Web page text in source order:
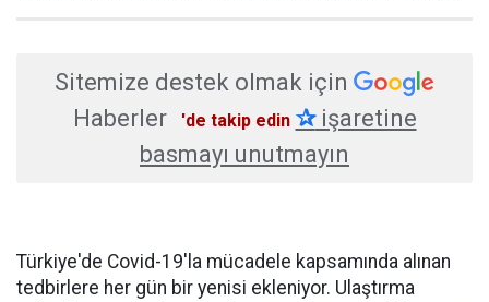
Sitemize destek olmak için
Haberler
'de takip edin ✰işaretine
basmayı unutmayın
Türkiye'de Covid-19'la mücadele kapsamında alınan
tedbirlere her gün bir yenisi ekleniyor. Ulaştırma